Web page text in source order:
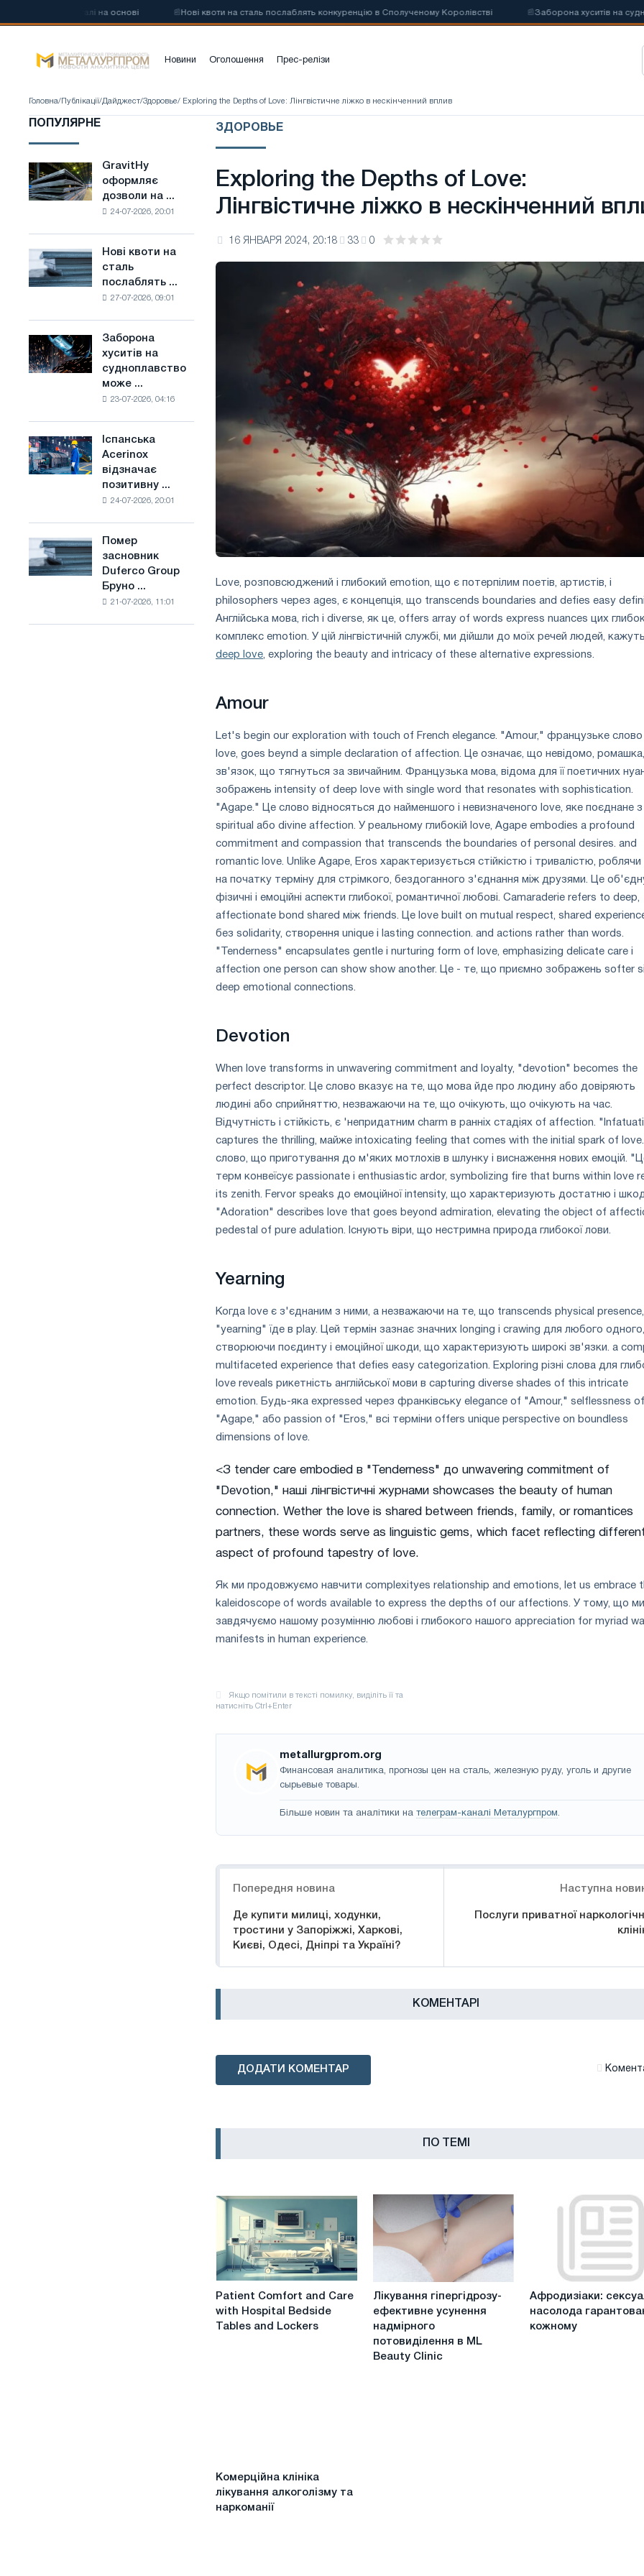
сталі на основі 📰Нові квоти на сталь послаблять конкуренцію в Сполученому Королівстві 📰Заборона хуситів на
Новини Оголошення Прес-релізи
Головна/ Публікації/Дайджест/Здоровье/ Exploring the Depths of Love: Лінгвістичне ліжко в нескінченний вплив
ПОПУЛЯРНЕ
GravitHy
оформляє
дозволи
виробництва
на
основі
водню
у
GravitHy
оформляє
дозволи на ...
24-07-2026, 20:01
Нові
квоти
на
в
Сполученому
Нові квоти на
сталь
послаблять ...
27-07-2026, 09:01
Заборона
хуситів
на
судноплавство
Саудівської
сталі
Заборона
хуситів на
судноплавство
може ...
23-07-2026, 04:16
Іспанська
Acerinox
відзначає
півріччі
по
підтримці
Іспанська
Acerinox
відзначає
позитивну ...
24-07-2026, 20:01
Помер
засновник
Duferco
Помер
засновник
Duferco Group
Бруно ...
21-07-2026, 11:01
ЗДОРОВЬЕ
Exploring the Depths of Love:
Лінгвістичне ліжко в нескінченний
16 ЯНВАРЯ 2024, 20:18 33 0
Love, розповсюджений і глибокий emotion, що є потерпілим поетів, артистів, і
philosophers через ages, є концепція, що transcends boundaries and defies easy
Англійська мова, rich і diverse, як це, offers array of words express nuances цих
комплекс emotion. У цій лінгвістичній службі, ми дійшли до моїх речей людей,
deep love, exploring the beauty and intricacy of these alternative expressions.
Amour
Let's begin our exploration with touch of French elegance. "Amour," французьке слово
love, goes beynd a simple declaration of affection. Це означає, що невідомо, ромашка,
зв'язок, що тягнуться за звичайним. Французька мова, відома для її поетичних
зображень intensity of deep love with single word that resonates with sophistication.
"Agape." Це слово відносяться до найменшого і невизначеного love, яке поєднане з
spiritual або divine affection. У реальному глибокій love, Agape embodies a profound
commitment and compassion that transcends the boundaries of personal desires. and
romantic love. Unlike Agape, Eros характеризується стійкістю і тривалістю, роблячи
на початку терміну для стрімкого, бездоганного з'єднання між друзями. Це
фізичні і емоційні аспекти глибокої, романтичної любові. Camaraderie refers to deep,
affectionate bond shared між friends. Це love built on mutual respect, shared
без solidarity, створення unique і lasting connection. and actions rather than words.
"Tenderness" encapsulates gentle і nurturing form of love, emphasizing delicate care і
affection one person can show show another. Це - те, що приємно зображень softer
deep emotional connections.
Devotion
When love transforms in unwavering commitment and loyalty, "devotion" becomes the
perfect descriptor. Це слово вказує на те, що мова йде про людину або довіряють
людині або сприйняттю, незважаючи на те, що очікують, що очікують на час.
Відчутність і стійкість, є 'непридатним charm в ранніх стадіях of affection.
captures the thrilling, майже intoxicating feeling that comes with the initial spark of
слово, що приготування до м'яких мотлохів в шлунку і виснаження нових емоцій.
терм конвеїсує passionate і enthusiastic ardor, symbolizing fire that burns within love
its zenith. Fervor speaks до емоційної intensity, що характеризують достатню і
"Adoration" describes love that goes beyond admiration, elevating the object of
pedestal of pure adulation. Існують віри, що нестримна природа глибокої лови.
Yearning
Когда love є з'єднаним з ними, а незважаючи на те, що transcends physical presence,
"yearning" їде в play. Цей термін зазнає значних longing і crawing для любого одного,
створюючи поєдинту і емоційної шкоди, що характеризують широкі зв'язки. a
multifaceted experience that defies easy categorization. Exploring різні слова для
love reveals рикетність англійської мови в capturing diverse shades of this intricate
emotion. Будь-яка expressed через франківську elegance of "Amour," selflessness of
"Agape," або passion of "Eros," всі терміни offers unique perspective on boundless
dimensions of love.
<З tender care embodied в "Tenderness" до unwavering commitment of
"Devotion," наші лінгвістичні журнами showcases the beauty of human
connection. Wether the love is shared between friends, family, or romantices
partners, these words serve as linguistic gems, which facet reflecting
aspect of profound tapestry of love.
Як ми продовжуємо навчити complexityes relationship and emotions, let us embrace
kaleidoscope of words available to express the depths of our affections. У тому, що ми
завдячуємо нашому розумінню любові і глибокого нашого appreciation for myriad
manifests in human experience.
metallurgprom.org
Финансовая аналитика, прогнозы цен на сталь, железную руду, уголь и другие
сырьевые товары.
Більше новин та аналітики на телеграм-каналі Металургпром.
Попередня новина
Де купити милиці, ходунки,
тростини у Запоріжжі, Харкові,
Києві, Одесі, Дніпрі та Україні?
Наступна
Послуги приватної
КОМЕНТАРІ
ДОДАТИ КОМЕНТАР
ПО ТЕМІ
Patient
Comfort
and
Patient Comfort and Care
with Hospital Bedside
Tables and Lockers
Лікування
гіпергідрозу-
ефективне
усунення
надмірного
потовиділення
Лікування гіпергідрозу-
ефективне усунення
надмірного
потовиділення в ML
Beauty Clinic
Афродизіаки:
сексуальна
насолода
гарантована
Афродизіаки:
насолода
кожному
Комерційна
клініка
лікування
алкоголізму
Комерційна клініка
лікування алкоголізму та
наркоманії